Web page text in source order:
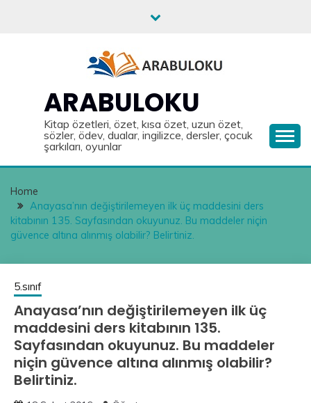
ARABULOKU
Kitap özetleri, özet, kısa özet, uzun özet,
sözler, ödev, dualar, ingilizce, dersler, çocuk
şarkıları, oyunlar
Home
Anayasa’nın değiştirilemeyen ilk üç maddesini ders
kitabının 135. Sayfasından okuyunuz. Bu maddeler niçin
güvence altına alınmış olabilir? Belirtiniz.
5.sınıf
Anayasa’nın değiştirilemeyen ilk üç
maddesini ders kitabının 135.
Sayfasından okuyunuz. Bu maddeler
niçin güvence altına alınmış olabilir?
Belirtiniz.